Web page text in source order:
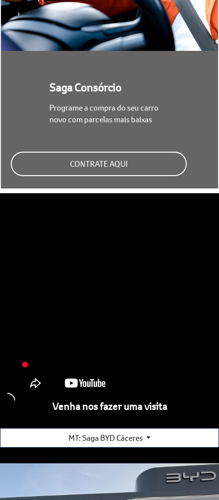
Programe a compra do seu carro
novo com parcelas mais baixas
Venha nos fazer uma visita